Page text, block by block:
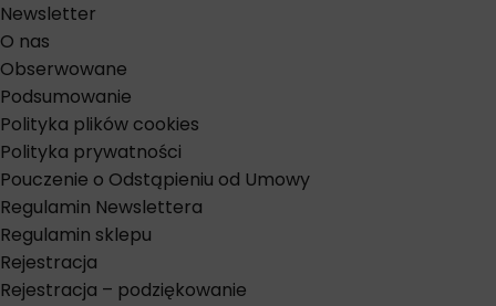
Newsletter
O nas
Obserwowane
Podsumowanie
Polityka plików cookies
Polityka prywatności
Pouczenie o Odstąpieniu od Umowy
Regulamin Newslettera
Regulamin sklepu
Rejestracja
Rejestracja – podziękowanie